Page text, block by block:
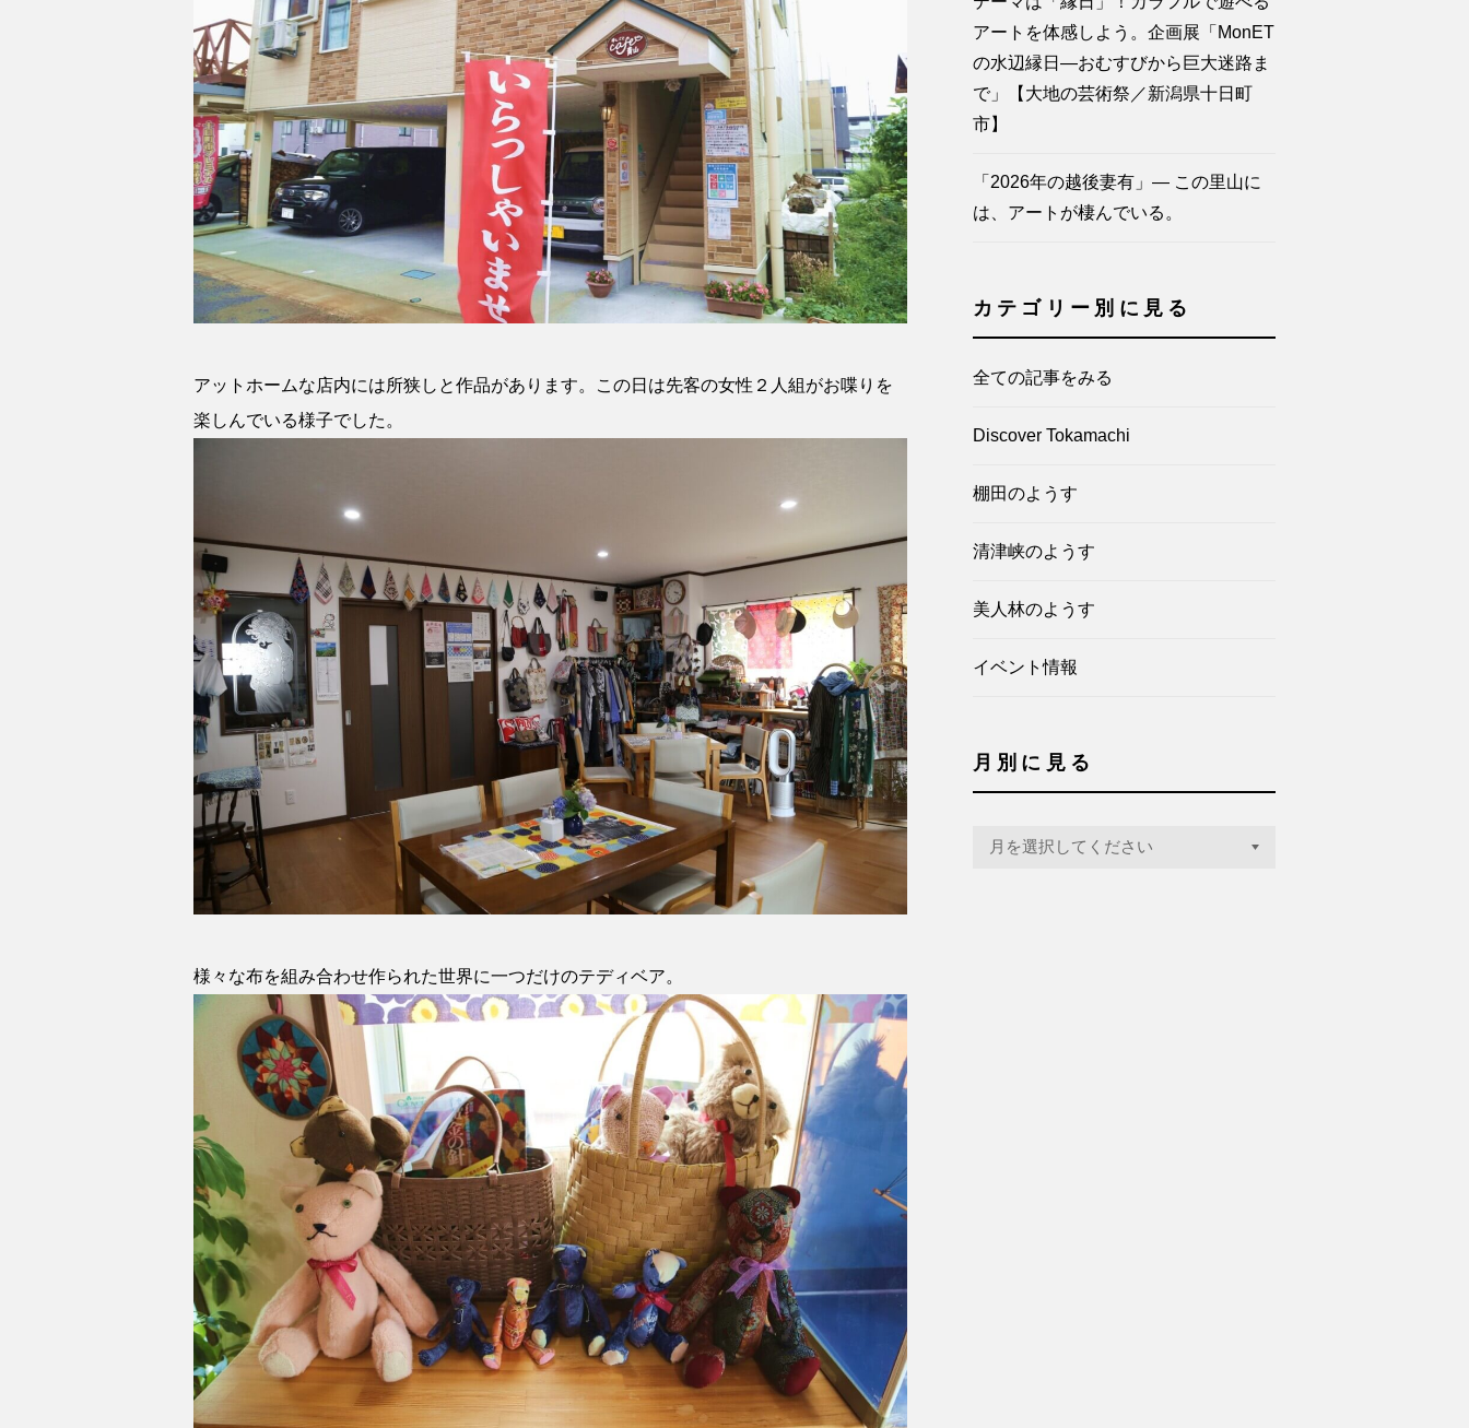
アットホームな店内には所狭しと作品があります。この日は先客の女性２人組がお喋りを
楽しんでいる様子でした。
様々な布を組み合わせ作られた世界に一つだけのテディベア。
アートを体感しよう。企画展「MonET
の水辺縁日―おむすびから巨大迷路ま
で」【大地の芸術祭／新潟県十日町
市】
「2026年の越後妻有」— この里山に
は、アートが棲んでいる。
カテゴリー別に見る
全ての記事をみる
Discover Tokamachi
棚田のようす
清津峡のようす
美人林のようす
イベント情報
月別に見る